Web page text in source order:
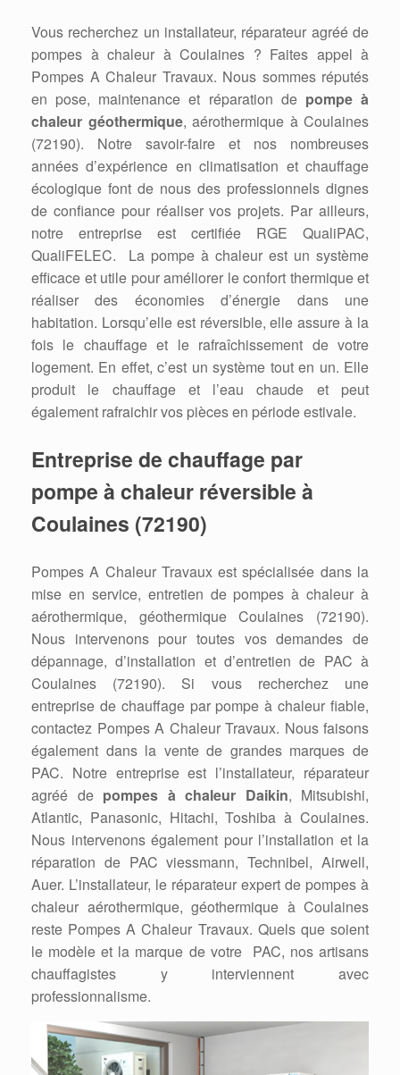
Vous recherchez un installateur, réparateur agréé de
pompes à chaleur à Coulaines ? Faites appel à
Pompes A Chaleur Travaux. Nous sommes réputés
en pose, maintenance et réparation de pompe à
chaleur géothermique, aérothermique à Coulaines
(72190). Notre savoir-faire et nos nombreuses
années d’expérience en climatisation et chauffage
écologique font de nous des professionnels dignes
de confiance pour réaliser vos projets. Par ailleurs,
notre entreprise est certifiée RGE QualiPAC,
QualiFELEC. La pompe à chaleur est un système
efficace et utile pour améliorer le confort thermique et
réaliser des économies d’énergie dans une
habitation. Lorsqu’elle est réversible, elle assure à la
fois le chauffage et le rafraîchissement de votre
logement. En effet, c’est un système tout en un. Elle
produit le chauffage et l’eau chaude et peut
également rafraichir vos pièces en période estivale.
Entreprise de chauffage par
pompe à chaleur réversible à
Coulaines (72190)
Pompes A Chaleur Travaux est spécialisée dans la
mise en service, entretien de pompes à chaleur à
aérothermique, géothermique Coulaines (72190).
Nous intervenons pour toutes vos demandes de
dépannage, d’installation et d’entretien de PAC à
Coulaines (72190). Si vous recherchez une
entreprise de chauffage par pompe à chaleur fiable,
contactez Pompes A Chaleur Travaux. Nous faisons
également dans la vente de grandes marques de
PAC. Notre entreprise est l’installateur, réparateur
agréé de pompes à chaleur Daikin, Mitsubishi,
Atlantic, Panasonic, Hitachi, Toshiba à Coulaines.
Nous intervenons également pour l’installation et la
réparation de PAC viessmann, Technibel, Airwell,
Auer. L’installateur, le réparateur expert de pompes à
chaleur aérothermique, géothermique à Coulaines
reste Pompes A Chaleur Travaux. Quels que soient
le modèle et la marque de votre PAC, nos artisans
chauffagistes y interviennent avec
professionnalisme.